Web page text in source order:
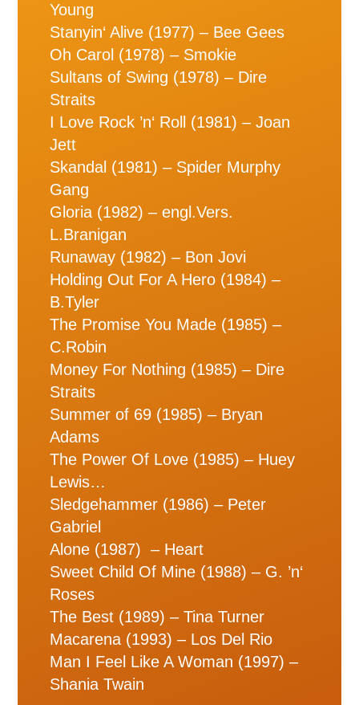
Young
Stanyin‘ Alive (1977) – Bee Gees
Oh Carol (1978) – Smokie
Sultans of Swing (1978) – Dire
Straits
I Love Rock ’n‘ Roll (1981) – Joan
Jett
Skandal (1981) – Spider Murphy
Gang
Gloria (1982) – engl.Vers.
L.Branigan
Runaway (1982) – Bon Jovi
Holding Out For A Hero (1984) –
B.Tyler
The Promise You Made (1985) –
C.Robin
Money For Nothing (1985) – Dire
Straits
Summer of 69 (1985) – Bryan
Adams
The Power Of Love (1985) – Huey
Lewis…
Sledgehammer (1986) – Peter
Gabriel
Alone (1987) – Heart
Sweet Child Of Mine (1988) – G. ’n‘
Roses
The Best (1989) – Tina Turner
Macarena (1993) – Los Del Rio
Man I Feel Like A Woman (1997) –
Shania Twain